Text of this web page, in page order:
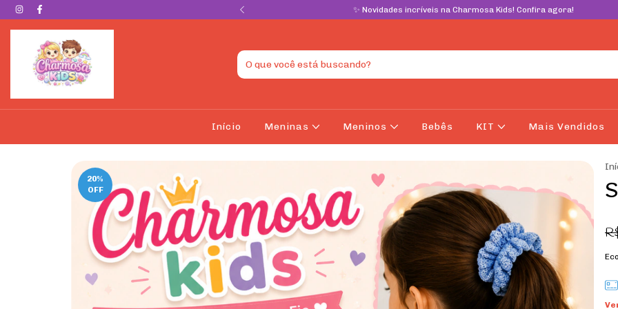
conforto e muito estilo! ✨ Novidades incríveis na Charmosa Kids! Confira agora!
Início Meninas Meninos Bebês KIT Mais Vendidos
20%
OFF